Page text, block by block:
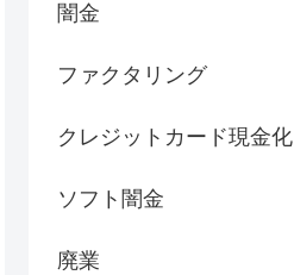
闇金
ファクタリング
クレジットカード現金化
ソフト闇金
廃業